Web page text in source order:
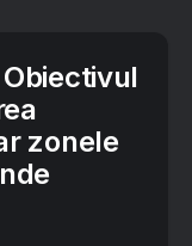
zonele